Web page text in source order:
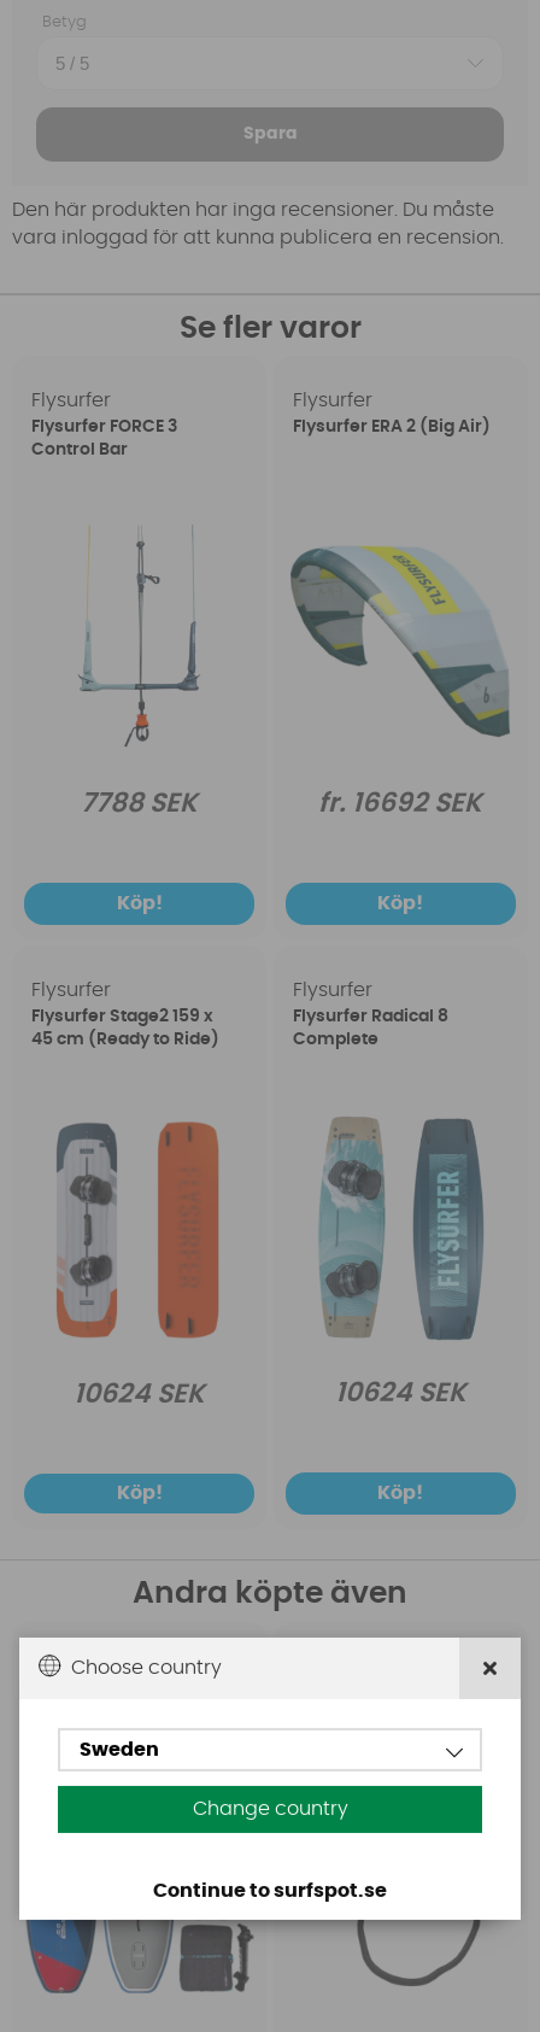
Betyg
Spara
Den här produkten har inga recensioner. Du måste
vara inloggad för att kunna publicera en recension.
Se fler varor
Flysurfer
Flysurfer FORCE 3
Control Bar
7788 SEK
Köp!
Flysurfer
Flysurfer ERA 2 (Big Air)
fr. 16692 SEK
Köp!
Flysurfer
Flysurfer Stage2 159 x
45 cm (Ready to Ride)
10624 SEK
Köp!
Flysurfer
Flysurfer Radical 8
Complete
10624 SEK
Köp!
Andra köpte även
Starboard
Choose country
Sweden
Change country
Continue to surfspot.se